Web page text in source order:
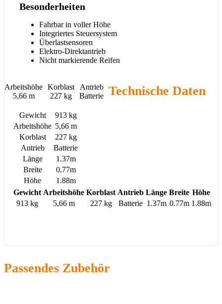
Besonderheiten
Fahrbar in voller Höhe
Integriertes Steuersystem
Überlastsensoren
Elektro-Direktantrieb
Nicht markierende Reifen
Arbeitshöhe
5,66 m
Korblast
227 kg
Antrieb
Batterie Technische Daten
Gewicht
913 kg
Arbeitshöhe 5,66 m
Korblast
227 kg
Antrieb
Batterie
Länge
1.37m
Breite
0.77m
Höhe
1.88m
Gewicht Arbeitshöhe Korblast Antrieb Länge Breite Höhe
913 kg
5,66 m 227 kg Batterie 1.37m 0.77m 1.88m
Passendes Zubehör